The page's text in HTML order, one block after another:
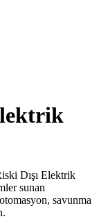
Dışı Elektrik
sunan
savunma